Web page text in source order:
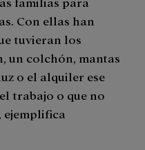
Con ellas han
tuvieran los
un colchón, mantas
o el alquiler ese
trabajo o que no